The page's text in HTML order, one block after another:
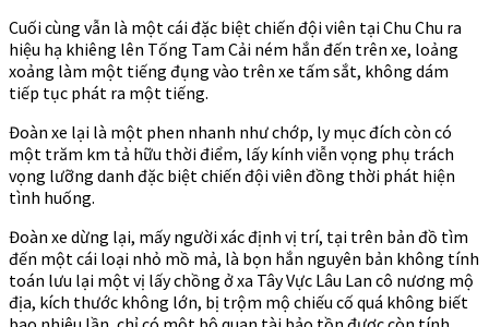
Cuối cùng vẫn là một cái đặc biệt chiến đội viên tại Chu Chu ra
hiệu hạ khiêng lên Tống Tam Cải ném hắn đến trên xe, loảng
xoảng làm một tiếng đụng vào trên xe tấm sắt, không dám
tiếp tục phát ra một tiếng.
Đoàn xe lại là một phen nhanh như chớp, ly mục đích còn có
một trăm km tả hữu thời điểm, lấy kính viễn vọng phụ trách
vọng lưỡng danh đặc biệt chiến đội viên đồng thời phát hiện
tình huống.
Đoàn xe dừng lại, mấy người xác định vị trí, tại trên bản đồ tìm
đến một cái loại nhỏ mồ mả, là bọn hắn nguyên bản không tính
toán lưu lại một vị lấy chồng ở xa Tây Vực Lâu Lan cô nương mộ
địa, kích thước không lớn, bị trộm mộ chiếu cố quá không biết